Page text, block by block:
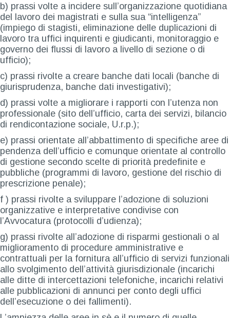
b) prassi volte a incidere sull’organizzazione quotidiana
del lavoro dei magistrati e sulla sua “intelligenza”
(impiego di stagisti, eliminazione delle duplicazioni di
lavoro tra uffici inquirenti e giudicanti, monitoraggio e
governo dei flussi di lavoro a livello di sezione o di
ufficio);
c) prassi rivolte a creare banche dati locali (banche di
giurisprudenza, banche dati investigativi);
d) prassi volte a migliorare i rapporti con l’utenza non
professionale (sito dell’ufficio, carta dei servizi, bilancio
di rendicontazione sociale, U.r.p.);
e) prassi orientate all’abbattimento di specifiche aree di
pendenza dell’ufficio e comunque orientate al controllo
di gestione secondo scelte di priorità predefinite e
pubbliche (programmi di lavoro, gestione del rischio di
prescrizione penale);
f ) prassi rivolte a sviluppare l’adozione di soluzioni
organizzative e interpretative condivise con
l’Avvocatura (protocolli d’udienza);
g) prassi rivolte all’adozione di risparmi gestionali o al
miglioramento di procedure amministrative e
contrattuali per la fornitura all’ufficio di servizi funzionali
allo svolgimento dell’attività giurisdizionale (incarichi
alle ditte di intercettazioni telefoniche, incarichi relativi
alle pubblicazioni di annunci per conto degli uffici
dell’esecuzione o dei fallimenti).